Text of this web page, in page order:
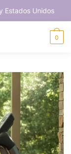
Estados Unidos
0